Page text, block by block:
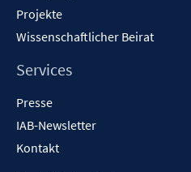
Projekte
Wissenschaftlicher Beirat
Services
Presse
IAB-Newsletter
Kontakt